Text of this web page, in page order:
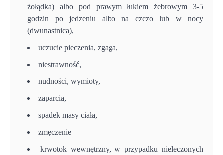
żołądka) albo pod prawym łukiem żebrowym 3-5
godzin po jedzeniu albo na czczo lub w nocy
(dwunastnica),
uczucie pieczenia, zgaga,
niestrawność,
nudności, wymioty,
zaparcia,
spadek masy ciała,
zmęczenie
krwotok wewnętrzny, w przypadku nieleczonych